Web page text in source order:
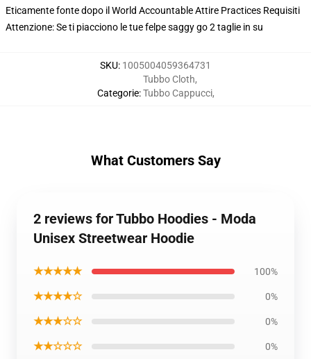
Eticamente fonte dopo il World Accountable Attire Practices Requisiti
Attenzione: Se ti piacciono le tue felpe saggy go 2 taglie in su
SKU: 1005004059364731
Categorie:
Tubbo Cloth,
Tubbo Cappucci,
What Customers Say
2 reviews for Tubbo Hoodies - Moda
Unisex Streetwear Hoodie
★★★★★ 100%
★★★★☆ 0%
★★★☆☆ 0%
★★☆☆☆ 0%